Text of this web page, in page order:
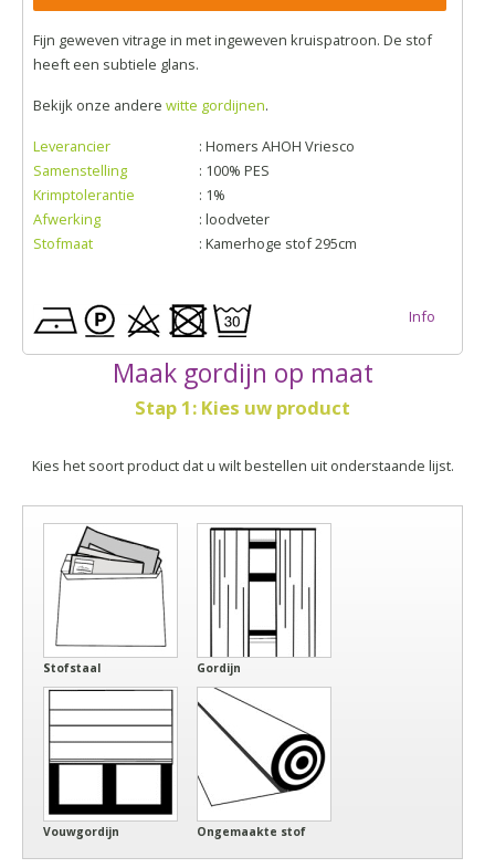
Fijn geweven vitrage in met ingeweven kruispatroon. De stof
heeft een subtiele glans.
Bekijk onze andere witte gordijnen.
Leverancier
: Homers AHOH Vriesco
Samenstelling
: 100% PES
Krimptolerantie
: 1%
Afwerking
: loodveter
Stofmaat
: Kamerhoge stof 295cm
Info
Maak gordijn op maat
Stap 1: Kies uw product
Kies het soort product dat u wilt bestellen uit onderstaande lijst.
Stofstaal Gordijn
Vouwgordijn Ongemaakte stof